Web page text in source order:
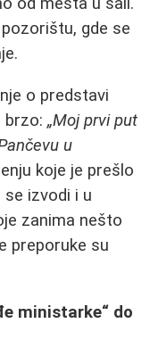
gde se
o predstavi
brzo: „Moj prvi put
u
koje je prešlo
izvodi i u
zanima nešto
preporuke su
ministarke“ do